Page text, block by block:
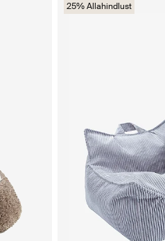
25% Allahindlust